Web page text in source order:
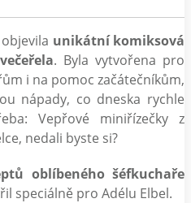
unikátní komiksová
. Byla vytvořena pro
i na pomoc začátečníkům,
nápady, co dneska rychle
Vepřové miniřízečky z
nedali byste si?
oblíbeného šéfkuchaře
speciálně pro Adélu Elbel.